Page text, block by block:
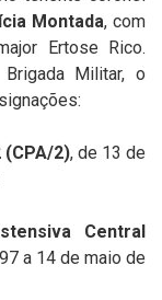
Montada, com
Ertose Rico.
Militar, o
(CPA/2), de 13 de
Central
a 14 de maio de